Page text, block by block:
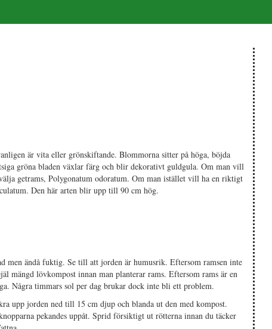
är vita eller grönskiftande. Blommorna sitter på höga, böjda
gröna bladen växlar färg och blir dekorativt guldgula. Om man vill
getrams, Polygonatum odoratum. Om man istället vill ha en riktigt
Den här arten blir upp till 90 cm hög.
men ändå fuktig. Se till att jorden är humusrik. Eftersom ramsen inte
mängd lövkompost innan man planterar rams. Eftersom rams är en
Några timmars sol per dag brukar dock inte bli ett problem.
upp jorden ned till 15 cm djup och blanda ut den med kompost.
pekandes uppåt. Sprid försiktigt ut rötterna innan du täcker